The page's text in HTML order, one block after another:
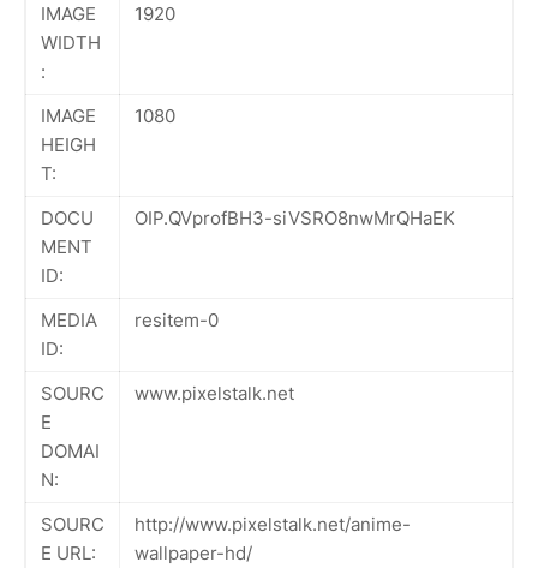
IMAGE
WIDTH
:
1920
IMAGE
HEIGH
T:
1080
DOCU
MENT
ID:
OIP.QVprofBH3-siVSRO8nwMrQHaEK
MEDIA
ID:
resitem-0
SOURC
E
DOMAI
N:
www.pixelstalk.net
SOURC
E URL:
http://www.pixelstalk.net/anime-
wallpaper-hd/